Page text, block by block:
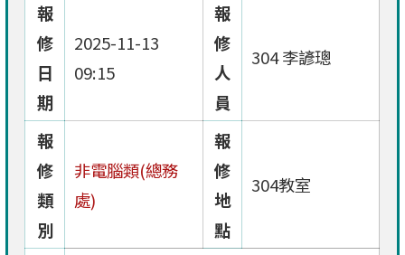
報
修
日
期
2025-11-13
09:15
報
修
人
員
304 李諺璁
報
修
類
別
非電腦類(總務
處)
報
修
地
點
304教室